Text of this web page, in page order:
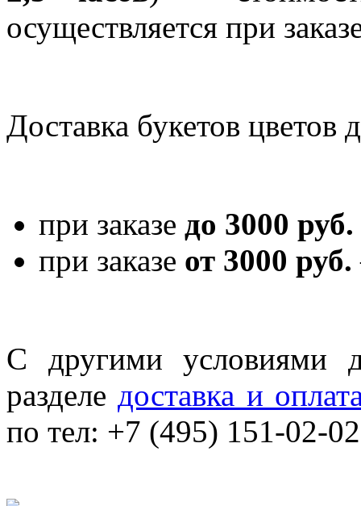
осуществляется при
Доставка букетов
при заказе до 3000 руб.
при заказе от 3000 руб.
С другими условиями
разделе доставка и
по тел: +7 (495) 151-02-02